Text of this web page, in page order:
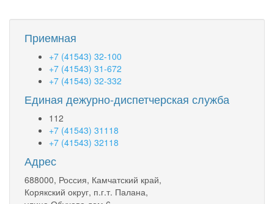
Приемная
+7 (41543) 32-100
+7 (41543) 31-672
+7 (41543) 32-332
Единая дежурно-диспетчерская служба
112
+7 (41543) 31118
+7 (41543) 32118
Адрес
688000, Россия, Камчатский край,
Корякский округ, п.г.т. Палана,